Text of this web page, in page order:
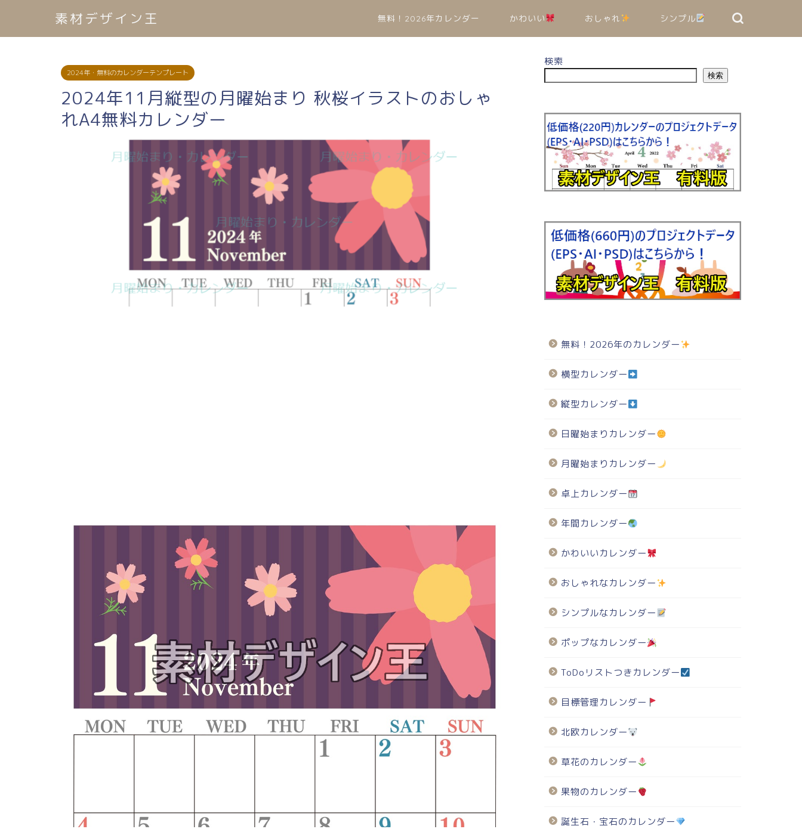
素材デザイン王 無料！2026年カレンダー かわいい おしゃれ シンプル
2024年・無料のカレンダーテンプレート
2024年11月縦型の月曜始まり 秋桜イラストのおしゃ
れA4無料カレンダー
検索
検索
無料！2026年のカレンダー
横型カレンダー
縦型カレンダー
日曜始まりカレンダー
月曜始まりカレンダー
卓上カレンダー
年間カレンダー
かわいいカレンダー
おしゃれなカレンダー
シンプルなカレンダー
ポップなカレンダー
ToDoリストつきカレンダー
目標管理カレンダー
北欧カレンダー
草花のカレンダー
果物のカレンダー
誕生石・宝石のカレンダー